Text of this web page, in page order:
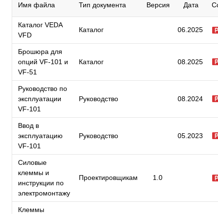
Имя файла Тип документа Версия Дата
Каталог VEDA
VFD
Каталог 06.2025
Брошюра для
опций VF-101 и
VF-51
Каталог 08.2025
Руководство по
эксплуатации
VF-101
Руководство 08.2024
Ввод в
эксплуатацию
VF-101
Руководство 05.2023
Силовые
клеммы и
инструкции по
электромонтажу
Проектировщикам 1.0
Клеммы